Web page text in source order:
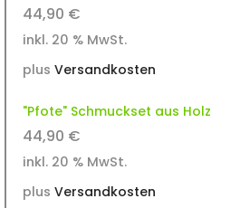
44,90 €
inkl. 20 % MwSt.
plus Versandkosten
"Pfote" Schmuckset aus Holz
44,90 €
inkl. 20 % MwSt.
plus Versandkosten